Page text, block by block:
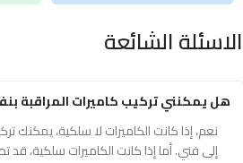
الاسئلة الشائعة
هل يمكنني تركيب كاميرات المراقبة
نعم، إذا كانت الكاميرات لا سلكية، يمكنك
إلى فني. أما إذا كانت الكاميرات سلكية،